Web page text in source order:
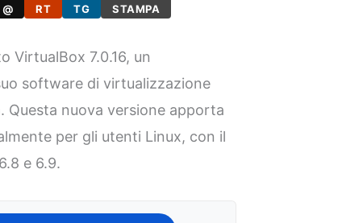
@ RT TG STAMPA
VirtualBox 7.0.16, un
software di virtualizzazione
Questa nuova versione apporta
per gli utenti Linux, con il
e 6.9.